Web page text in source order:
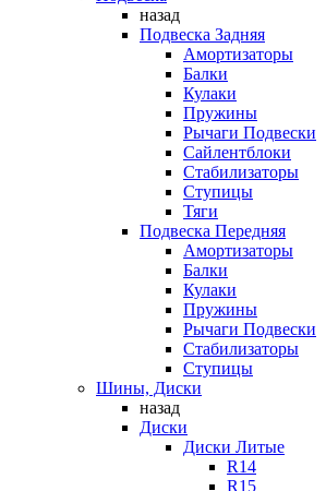
назад
Подвеска Задняя
Амортизаторы
Балки
Кулаки
Пружины
Рычаги Подвески
Сайлентблоки
Стабилизаторы
Ступицы
Тяги
Подвеска Передняя
Амортизаторы
Балки
Кулаки
Пружины
Рычаги Подвески
Стабилизаторы
Ступицы
Шины, Диски
назад
Диски
Диски Литые
R14
R15